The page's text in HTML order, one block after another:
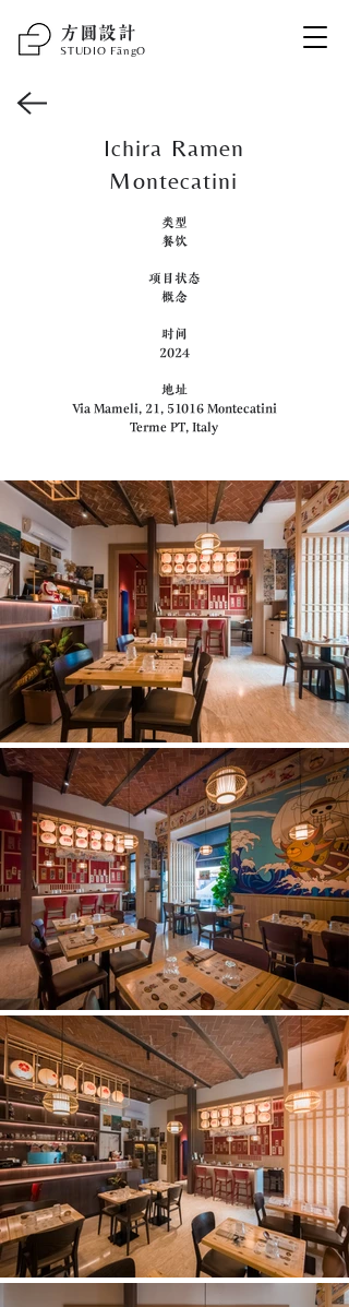
​方圆设计
STUDIO FāngO
Ichira Ramen
Montecatini
类型
餐饮
项目状态
概念
时间
2024
地址
Via Mameli, 21, 51016 Montecatini
Terme PT, Italy